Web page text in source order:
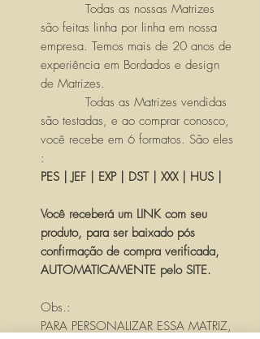
Todas as nossas Matrizes
são feitas linha por linha em nossa
empresa. Temos mais de 20 anos de
experiência em Bordados e design
de Matrizes.
Todas as Matrizes vendidas
são testadas, e ao comprar conosco,
você recebe em 6 formatos. São eles
:
PES | JEF | EXP | DST | XXX | HUS |
Você receberá um LINK com seu
produto, para ser baixado pós
confirmação de compra verificada,
AUTOMATICAMENTE pelo SITE.
Obs.:
PARA PERSONALIZAR ESSA MATRIZ,